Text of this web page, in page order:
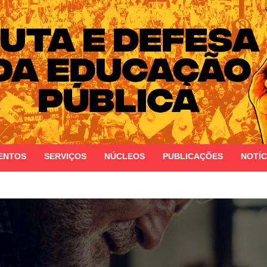
Estado do Rio Grande do Sul
SERVIÇOS NÚCLEOS PUBLICAÇÕES